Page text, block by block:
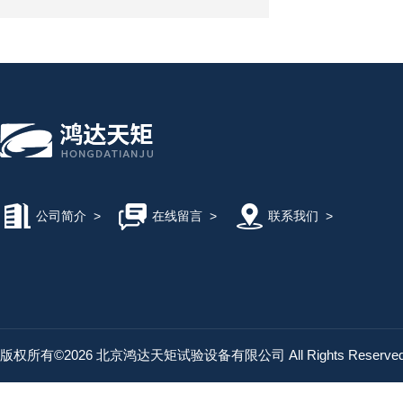
公司简介 > 在线留言> 联系我们 >
版权所有©2026 北京鸿达天矩试验设备有限公司 All Rights